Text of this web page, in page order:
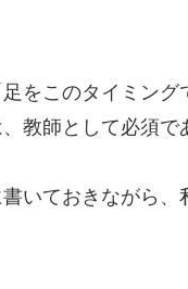
をこのタイミン
教師として必須で
いておきながら、